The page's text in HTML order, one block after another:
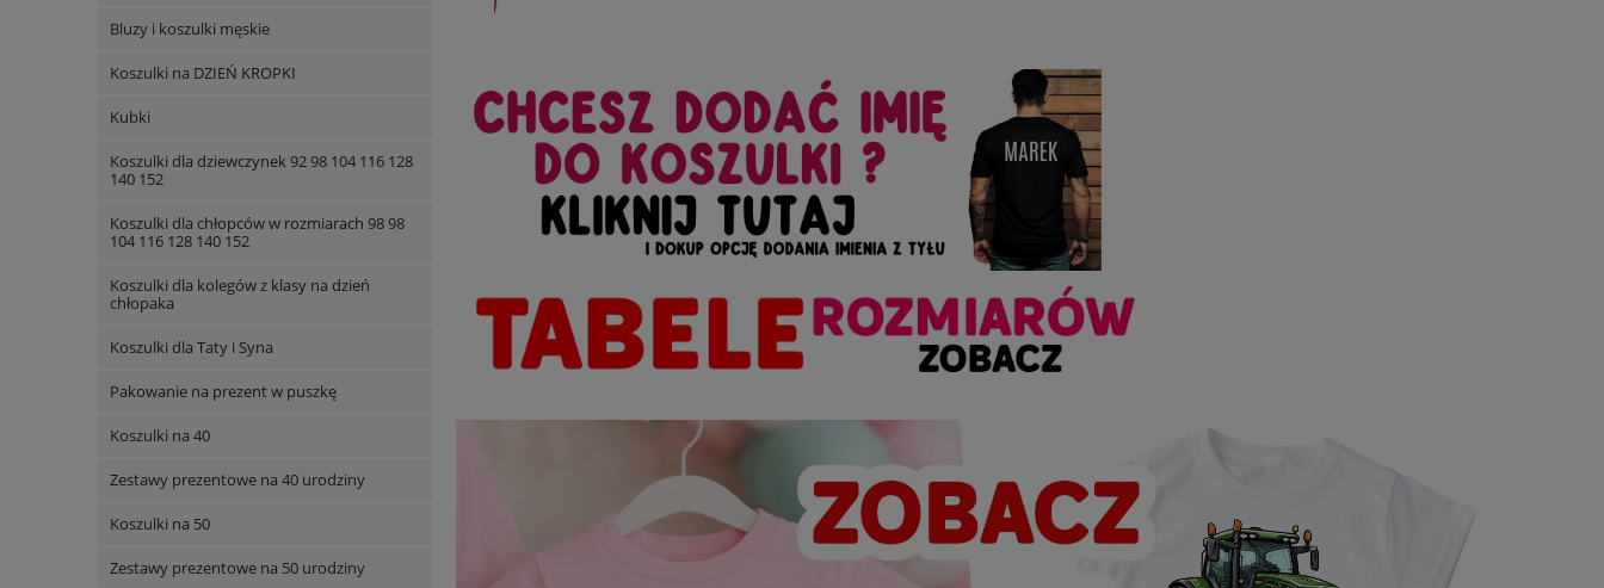
Bluzy i koszulki męskie
Koszulki na DZIEŃ KROPKI
Kubki
Koszulki dla dziewczynek 92 98 104 116 128
140 152
Koszulki dla chłopców w rozmiarach 98 98
104 116 128 140 152
Koszulki dla kolegów z klasy na dzień
chłopaka
Koszulki dla Taty i Syna
Pakowanie na prezent w puszkę
Koszulki na 40
Zestawy prezentowe na 40 urodziny
Koszulki na 50
Zestawy prezentowe na 50 urodziny